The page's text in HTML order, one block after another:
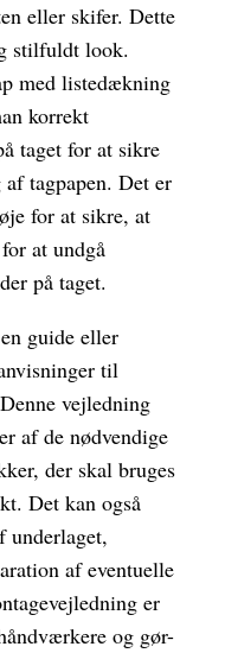
eller skifer. Dette
stilfuldt look.
med listedækning
korrekt
taget for at sikre
tagpapen. Det er
for at sikre, at
at undgå
på taget.
guide eller
til
vejledning
af de nødvendige
der skal bruges
Det kan også
underlaget,
af eventuelle
er
og gør-